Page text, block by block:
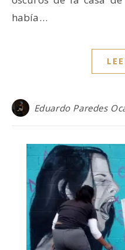
había…
Eduardo Paredes